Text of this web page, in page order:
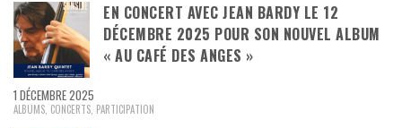
EN CONCERT AVEC JEAN BARDY LE 12
DÉCEMBRE 2025 POUR SON NOUVEL ALBUM
« AU CAFÉ DES ANGES »
1 DÉCEMBRE 2025
ALBUMS CONCERTS PARTICIPATION